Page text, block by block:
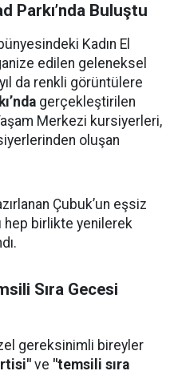
Parkı’nda Buluştu
Kadın El
edilen geleneksel
da renkli görüntülere
gerçekleştirilen
Merkezi kursiyerleri,
oluşan
Çubuk’un eşsiz
hep birlikte yenilerek
Sıra Gecesi
gereksinimli bireyler
ve "temsili sıra